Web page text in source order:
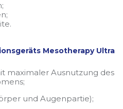
Mesotherapy Ultra
maximaler Ausnutzung des
und Augenpartie);